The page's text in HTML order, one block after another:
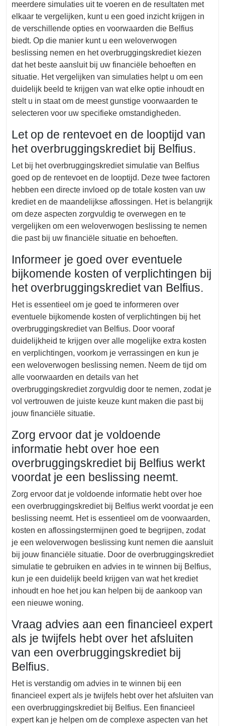
meerdere simulaties uit te voeren en de resultaten met
elkaar te vergelijken, kunt u een goed inzicht krijgen in
de verschillende opties en voorwaarden die Belfius
biedt. Op die manier kunt u een weloverwogen
beslissing nemen en het overbruggingskrediet kiezen
dat het beste aansluit bij uw financiële behoeften en
situatie. Het vergelijken van simulaties helpt u om een
duidelijk beeld te krijgen van wat elke optie inhoudt en
stelt u in staat om de meest gunstige voorwaarden te
selecteren voor uw specifieke omstandigheden.
Let op de rentevoet en de looptijd van
het overbruggingskrediet bij Belfius.
Let bij het overbruggingskrediet simulatie van Belfius
goed op de rentevoet en de looptijd. Deze twee factoren
hebben een directe invloed op de totale kosten van uw
krediet en de maandelijkse aflossingen. Het is belangrijk
om deze aspecten zorgvuldig te overwegen en te
vergelijken om een weloverwogen beslissing te nemen
die past bij uw financiële situatie en behoeften.
Informeer je goed over eventuele
bijkomende kosten of verplichtingen bij
het overbruggingskrediet van Belfius.
Het is essentieel om je goed te informeren over
eventuele bijkomende kosten of verplichtingen bij het
overbruggingskrediet van Belfius. Door vooraf
duidelijkheid te krijgen over alle mogelijke extra kosten
en verplichtingen, voorkom je verrassingen en kun je
een weloverwogen beslissing nemen. Neem de tijd om
alle voorwaarden en details van het
overbruggingskrediet zorgvuldig door te nemen, zodat je
vol vertrouwen de juiste keuze kunt maken die past bij
jouw financiële situatie.
Zorg ervoor dat je voldoende
informatie hebt over hoe een
overbruggingskrediet bij Belfius werkt
voordat je een beslissing neemt.
Zorg ervoor dat je voldoende informatie hebt over hoe
een overbruggingskrediet bij Belfius werkt voordat je een
beslissing neemt. Het is essentieel om de voorwaarden,
kosten en aflossingstermijnen goed te begrijpen, zodat
je een weloverwogen beslissing kunt nemen die aansluit
bij jouw financiële situatie. Door de overbruggingskrediet
simulatie te gebruiken en advies in te winnen bij Belfius,
kun je een duidelijk beeld krijgen van wat het krediet
inhoudt en hoe het jou kan helpen bij de aankoop van
een nieuwe woning.
Vraag advies aan een financieel expert
als je twijfels hebt over het afsluiten
van een overbruggingskrediet bij
Belfius.
Het is verstandig om advies in te winnen bij een
financieel expert als je twijfels hebt over het afsluiten van
een overbruggingskrediet bij Belfius. Een financieel
expert kan je helpen om de complexe aspecten van het